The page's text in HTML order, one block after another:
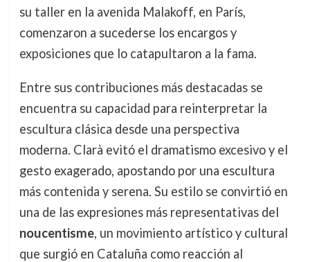
su taller en la avenida Malakoff, en París,
comenzaron a sucederse los encargos y
exposiciones que lo catapultaron a la fama.
Entre sus contribuciones más destacadas se
encuentra su capacidad para reinterpretar la
escultura clásica desde una perspectiva
moderna. Clarà evitó el dramatismo excesivo y el
gesto exagerado, apostando por una escultura
más contenida y serena. Su estilo se convirtió en
una de las expresiones más representativas del
noucentisme, un movimiento artístico y cultural
que surgió en Cataluña como reacción al